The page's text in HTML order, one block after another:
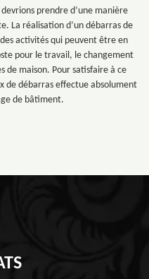
prendre d’une manière
La réalisation d’un débarras de
activités qui peuvent être en
pour le travail, le changement
de maison. Pour satisfaire à ce
de débarras effectue absolument
de bâtiment.